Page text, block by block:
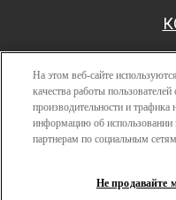
На этом веб-сайте
качества работы
производительности и
информацию об использовании
партнерам по социальным
Не